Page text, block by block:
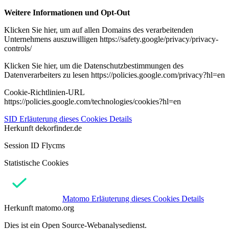
Weitere Informationen und Opt-Out
Klicken Sie hier, um auf allen Domains des verarbeitenden
Unternehmens auszuwilligen https://safety.google/privacy/privacy-
controls/
Klicken Sie hier, um die Datenschutzbestimmungen des
Datenverarbeiters zu lesen https://policies.google.com/privacy?hl=en
Cookie-Richtlinien-URL
https://policies.google.com/technologies/cookies?hl=en
SID Erläuterung dieses Cookies Details
Herkunft dekorfinder.de
Session ID Flycms
Statistische Cookies
Matomo Erläuterung dieses Cookies Details
Herkunft matomo.org
Dies ist ein Open Source-Webanalysedienst.